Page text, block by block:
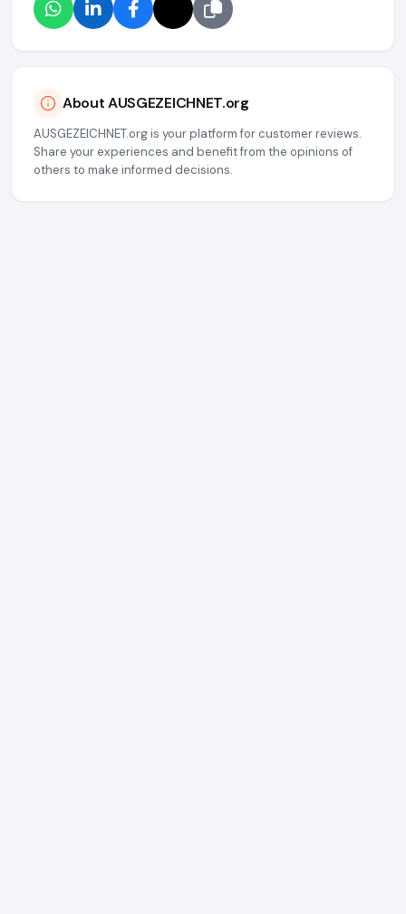
About AUSGEZEICHNET.org
AUSGEZEICHNET.org is your platform for customer reviews.
Share your experiences and benefit from the opinions of
others to make informed decisions.